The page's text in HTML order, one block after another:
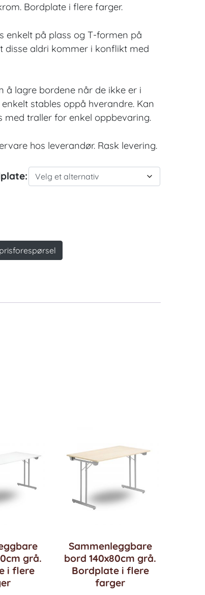
Bordplate i flere farger.
enkelt på plass og T-formen på
disse aldri kommer i konflikt med
å lagre bordene når de ikke er i
stables oppå hverandre. Kan
med traller for enkel oppbevaring.
hos leverandør. Rask levering.
grå.
i flere
Sammenleggbare
bord 140x80cm grå.
Bordplate i flere
farger